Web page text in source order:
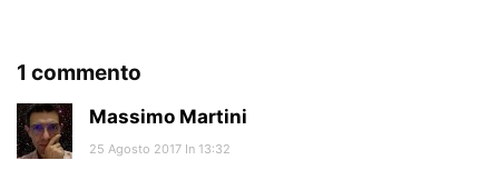
1 commento
Massimo Martini
25 Agosto 2017 In 13:32